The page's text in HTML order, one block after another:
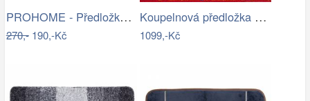
PROHOME - Předložka koupelnová 45x70cm…
270,-190,-Kč
Koupelnová předložka SUMMERTIME
1099,-Kč